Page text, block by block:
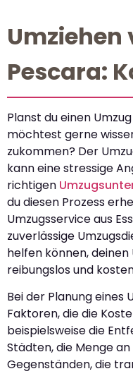
Umziehen
Pescara:
Planst du einen
möchtest gerne
zukommen? Der
kann eine stressige
richtigen
du diesen Prozess
Umzugsservice aus
zuverlässige
helfen können, deinen
reibungslos und
Bei der Planung eines
Faktoren, die die
beispielsweise die
Städten, die Menge
Gegenständen, die